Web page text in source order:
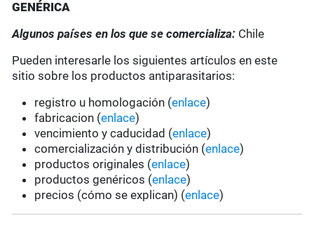
GENÉRICA
Algunos países en los que se comercializa: Chile
Pueden interesarle los siguientes artículos en este
sitio sobre los productos antiparasitarios:
registro u homologación (enlace)
fabricacion (enlace)
vencimiento y caducidad (enlace)
comercialización y distribución (enlace)
productos originales (enlace)
productos genéricos (enlace)
precios (cómo se explican) (enlace)